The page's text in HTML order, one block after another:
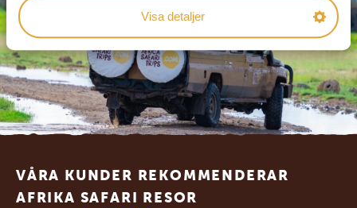
Visa detaljer
Footer
VÅRA KUNDER REKOMMENDERAR
AFRIKA SAFARI RESOR